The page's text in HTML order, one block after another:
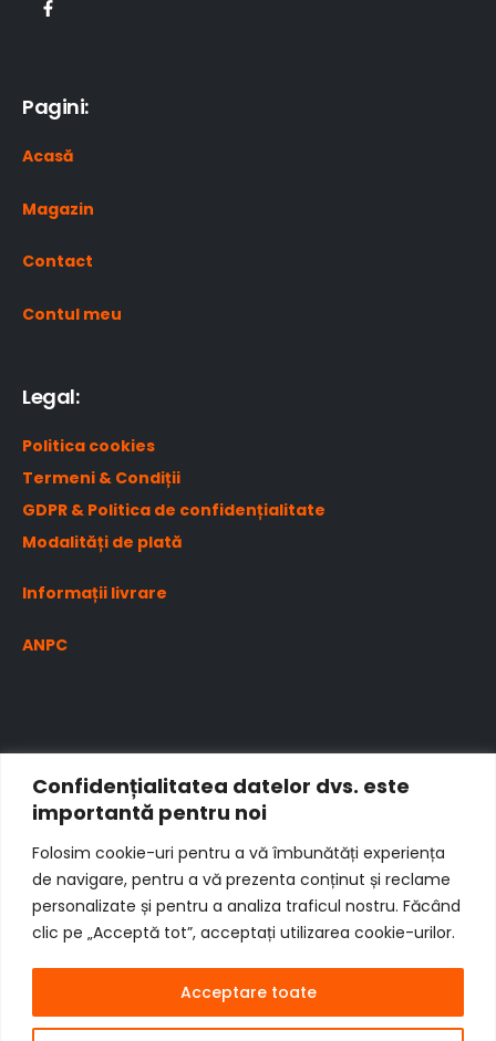
Confidențialitatea datelor dvs. este
importantă pentru noi
Folosim cookie-uri pentru a vă îmbunătăți experiența
de navigare, pentru a vă prezenta conținut și reclame
personalizate și pentru a analiza traficul nostru. Făcând
clic pe „Acceptă tot”, acceptați utilizarea cookie-urilor.
Acceptare toate
Pagini:
Acasă
Magazin
Contact
Contul meu
Legal:
Politica cookies
Termeni & Condiții
GDPR & Politica de confidențialitate
Modalități de plată
Informații livrare
ANPC